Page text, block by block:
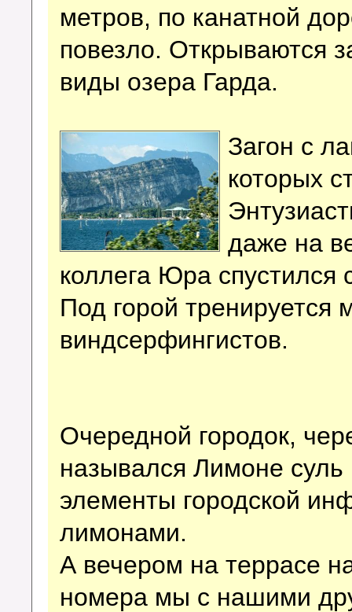
метров, по канатной
повезло. Открываются
виды озера Гарда.
Загон с
которых
даже на
коллега Юра спустился
Под горой тренируется
виндсерфингистов.
Очередной городок,
назывался Лимоне
элементы городской
лимонами.
А вечером на террасе
номера мы с нашими